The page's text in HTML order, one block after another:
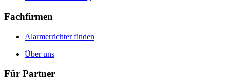
Fachfirmen
Alarmerrichter finden
Über uns
Für Partner